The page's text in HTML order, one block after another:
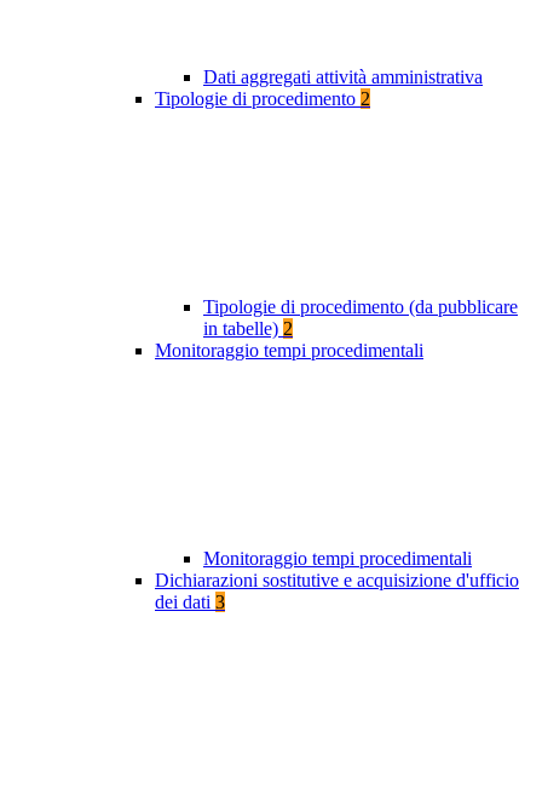
Dati aggregati attività amministrativa
Tipologie di procedimento 2
Tipologie di procedimento (da pubblicare
in tabelle) 2
Monitoraggio tempi procedimentali
Monitoraggio tempi procedimentali
Dichiarazioni sostitutive e acquisizione d'ufficio
dei dati 3